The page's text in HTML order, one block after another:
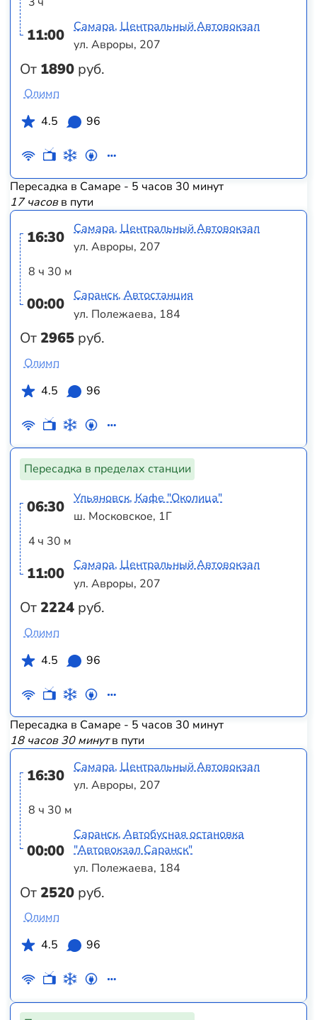
11:00
От 1890 руб.
Самара, Центральный Автовокзал
ул. Авроры, 207
Олимп
4.5
96
Пересадка в Самаре - 5 часов 30 минут
17 часовв пути
16:30
8 ч 30 м
00:00
От2965 руб.
Самара, Центральный Автовокзал
ул. Авроры, 207
Саранск, Автостанция
ул. Полежаева, 184
Олимп
4.5
96
Пересадка в пределах станции
06:30
4 ч 30 м
11:00
От2224 руб.
Ульяновск, Кафе "Околица"
ш. Московское, 1Г
Самара, Центральный Автовокзал
ул. Авроры, 207
Олимп
4.5
96
Пересадка в Самаре - 5 часов 30 минут
18 часов 30 минутв пути
16:30
8 ч 30 м
00:00
От2520 руб.
Самара, Центральный Автовокзал
ул. Авроры, 207
Саранск, Автобусная остановка
"Автовокзал Саранск"
ул. Полежаева, 184
Олимп
4.5
96